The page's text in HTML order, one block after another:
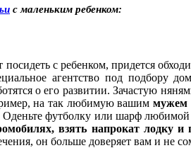
с маленьким ребенком:
с ребенком, придется
агентство под подбору
о его развитии. Зачастую
на так любимую вашим мужем
Оденьте футболку или шарф
взять напрокат лодку и
он больше доверяет вам и не